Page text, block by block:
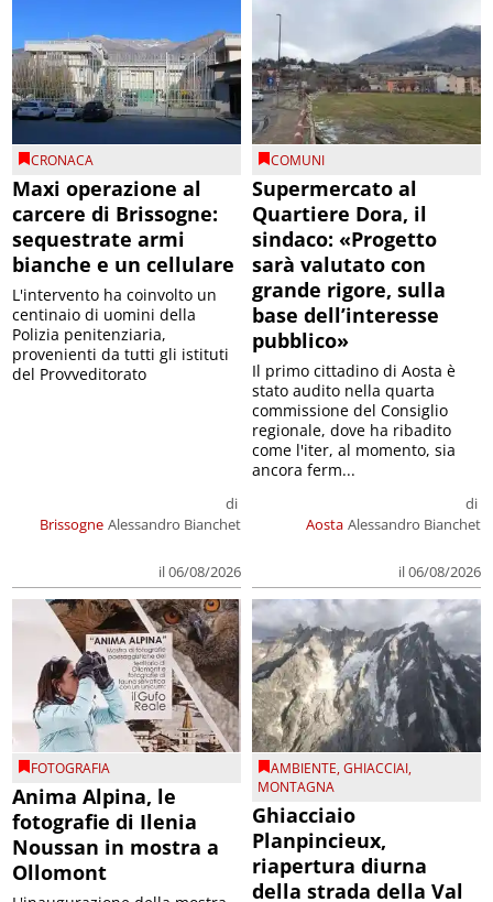
CRONACA
Maxi operazione al
carcere di Brissogne:
sequestrate armi
bianche e un cellulare
Brissogne
di
Alessandro Bianchet
il 06/08/2026
L'intervento ha coinvolto un
centinaio di uomini della
Polizia penitenziaria,
provenienti da tutti gli istituti
del Provveditorato
COMUNI
Supermercato al
Quartiere Dora, il
sindaco: «Progetto
sarà valutato con
grande rigore, sulla
base dell’interesse
pubblico»
Aosta
di
Alessandro Bianchet
il 06/08/2026
Il primo cittadino di Aosta è
stato audito nella quarta
commissione del Consiglio
regionale, dove ha ribadito
come l'iter, al momento, sia
ancora ferm...
FOTOGRAFIA
Anima Alpina, le
fotografie di Ilenia
Noussan in mostra a
Ollomont
AMBIENTE,GHIACCIAI,
MONTAGNA
Ghiacciaio
Planpincieux,
riapertura diurna
della strada della Val